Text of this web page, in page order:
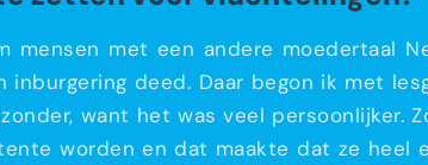
mensen met een andere moedertaal
inburgering deed. Daar begon ik met
want het was veel persoonlijker.
worden en dat maakte dat ze